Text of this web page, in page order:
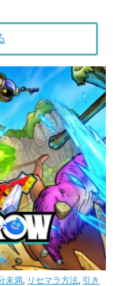
未満 リセマラ方法 引き